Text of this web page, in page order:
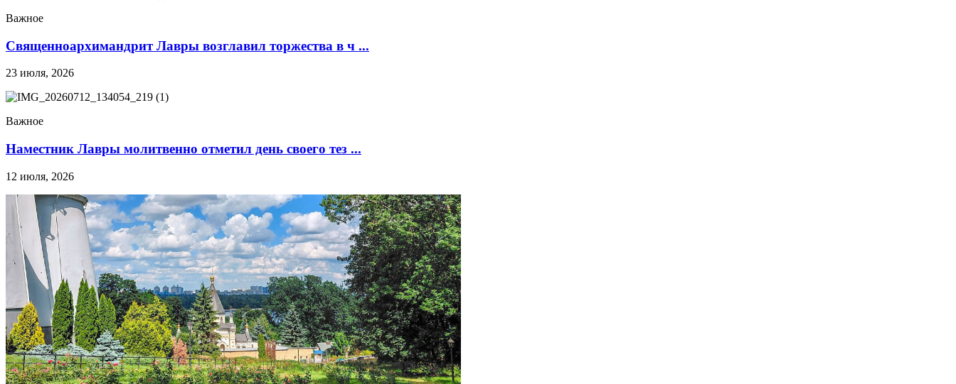
12 сентября 2015
12 сентября 2015Название трансляции
12 сентября 2015
Перейти к архиву
Важное
Священноархимандрит Лавры возглавил торжества в ч ...
23 июля, 2026
Важное
Наместник Лавры молитвенно отметил день своего тез ...
12 июля, 2026